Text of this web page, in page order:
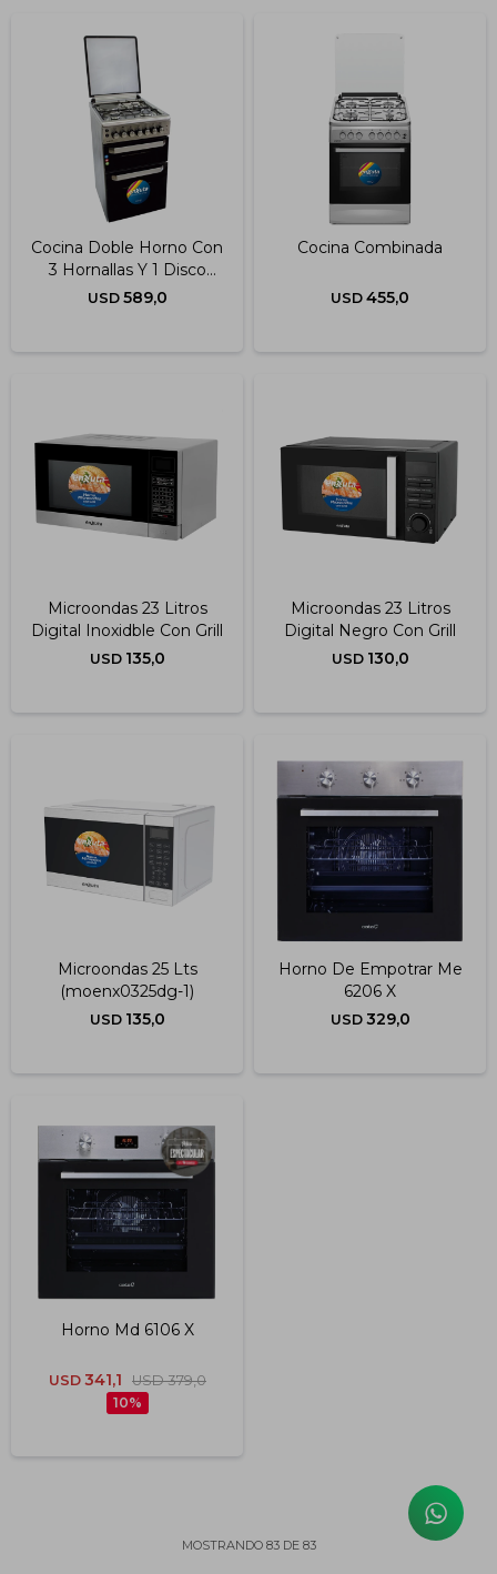
Cocina Doble Horno Con
3 Hornallas Y 1 Disco
Eléctrico Inoxidable
USD 589,0
Cocina Combinada
USD 455,0
Microondas 23 Litros
Digital Inoxidble Con Grill
USD 135,0
Microondas 23 Litros
Digital Negro Con Grill
USD 130,0
Microondas 25 Lts
(moenx0325dg-1)
USD 135,0
Horno De Empotrar Me
6206 X
USD 329,0
Horno Md 6106 X
USD 341,1 USD 379,0
10
MOSTRANDO 83DE 83